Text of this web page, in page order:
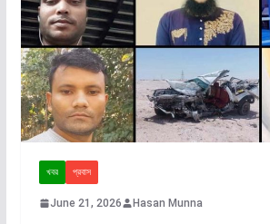
খবর প্রবাস
June 21, 2026 Hasan Munna